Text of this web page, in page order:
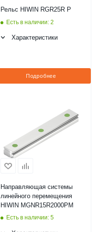
Рельс HIWIN RGR25R P
Есть в наличии: 2
Характеристики
Подробнее
Направляющая системы
линейного перемещения
HIWIN MGNR15R2000PM
Есть в наличии: 5